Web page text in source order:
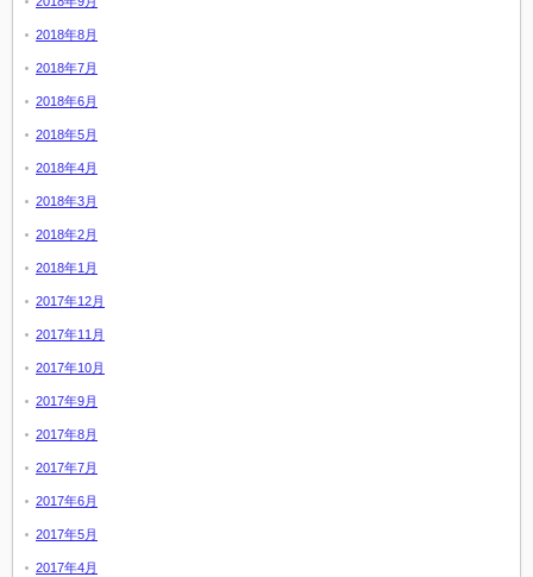
2018年8月
2018年7月
2018年6月
2018年5月
2018年4月
2018年3月
2018年2月
2018年1月
2017年12月
2017年11月
2017年10月
2017年9月
2017年8月
2017年7月
2017年6月
2017年5月
2017年4月